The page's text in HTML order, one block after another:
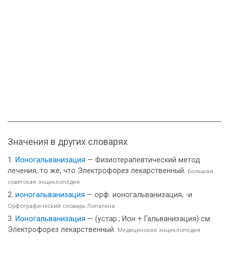
Значения в других словарях
Ионогальванизация — Физиотерапевтический метод
лечения; то же, что Электрофорез лекарственный. Большая
советская энциклопедия
ионогальванизация — орф. ионогальванизация, -и
Орфографический словарь Лопатина
Ионогальванизация — (устар.; Ион + Гальванизация) см.
Электрофорез лекарственный. Медицинская энциклопедия